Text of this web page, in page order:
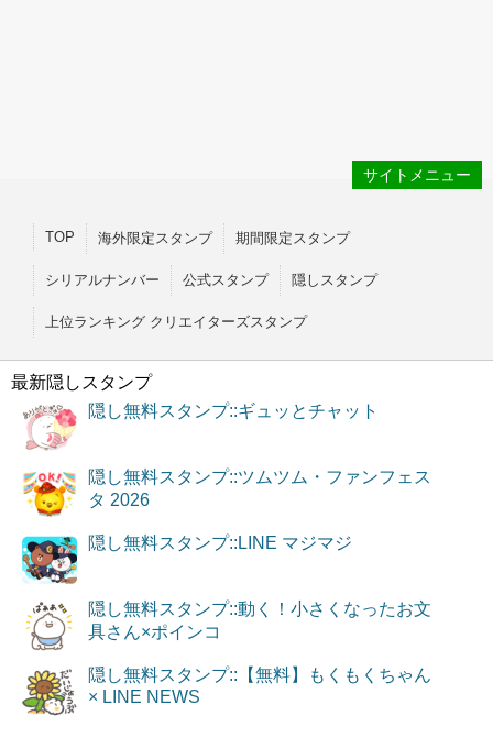
サイトメニュー
TOP 海外限定スタンプ 期間限定スタンプ
シリアルナンバー 公式スタンプ 隠しスタンプ
上位ランキング クリエイターズスタンプ
最新隠しスタンプ
隠し無料スタンプ::ギュッとチャット
隠し無料スタンプ::ツムツム・ファンフェス
タ 2026
隠し無料スタンプ::LINE マジマジ
隠し無料スタンプ::動く！小さくなったお文
具さん×ポインコ
隠し無料スタンプ::【無料】もくもくちゃん
× LINE NEWS